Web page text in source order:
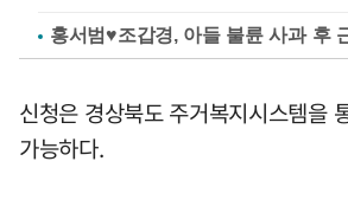
홍서범♥조갑경, 아들 불륜 사과 후
신청은 경상북도 주거복지시스템을
가능하다.